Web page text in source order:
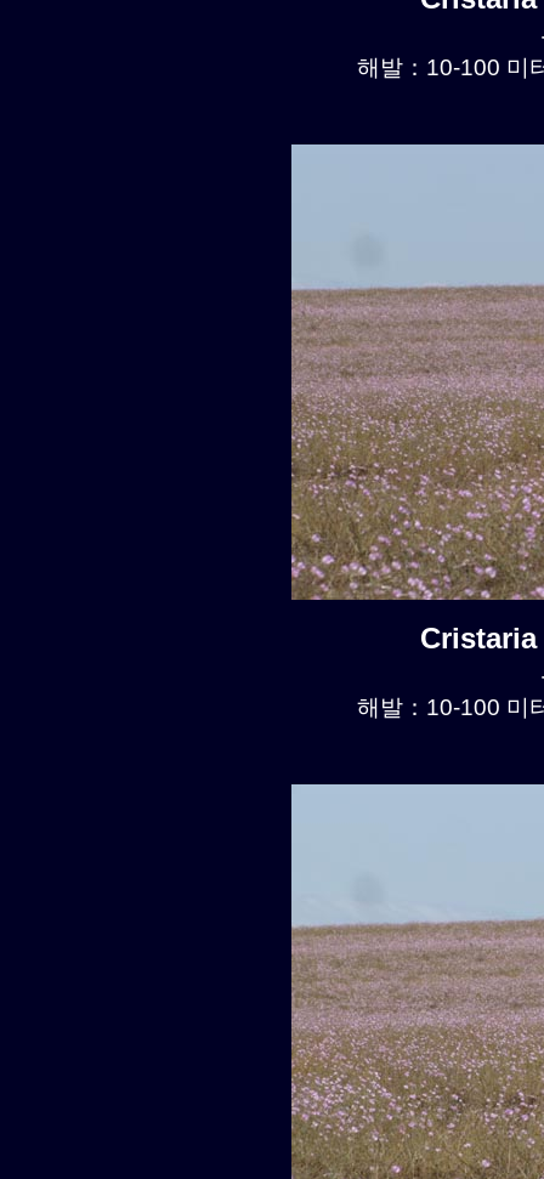
해발：10-100 미
Cristaria
해발：10-100 미